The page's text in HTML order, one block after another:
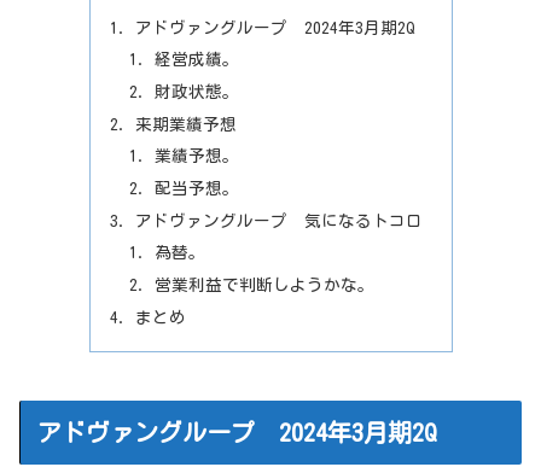
アドヴァングループ 2024年3月期2Q
経営成績。
財政状態。
来期業績予想
業績予想。
配当予想。
アドヴァングループ 気になるトコロ
為替。
営業利益で判断しようかな。
まとめ
アドヴァングループ 2024年3月期2Q